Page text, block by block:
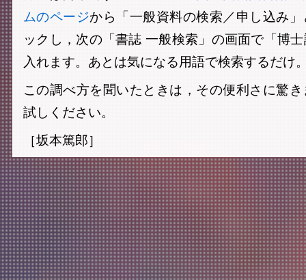
ムのページから「一般資料の検索／申し込み
ックし，次の「書誌 一般検索」の画面で「博
入れます。あとは気になる用語で検索するだけ
この調べ方を聞いたときは，その便利さに驚
試しください。
［坂本篤郎］